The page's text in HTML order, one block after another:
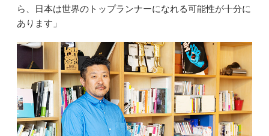
ら、日本は世界のトップランナーになれる可能性が十分に
あります」